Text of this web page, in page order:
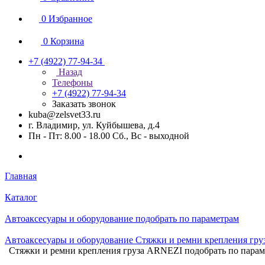
0 Избранное
0 Корзина
+7 (4922) 77-94-34
Назад
Телефоны
+7 (4922) 77-94-34
Заказать звонок
kuba@zelsvet33.ru
г. Владимир, ул. Куйбышева, д.4
Пн - Пт: 8.00 - 18.00 Сб., Вс - выходной
Главная
Каталог
Автоаксесуары и оборудование подобрать по параметрам
Автоаксесуары и оборудование Стяжки и ремни крепления
Стяжки и ремни крепления груза ARNEZI подобрать по